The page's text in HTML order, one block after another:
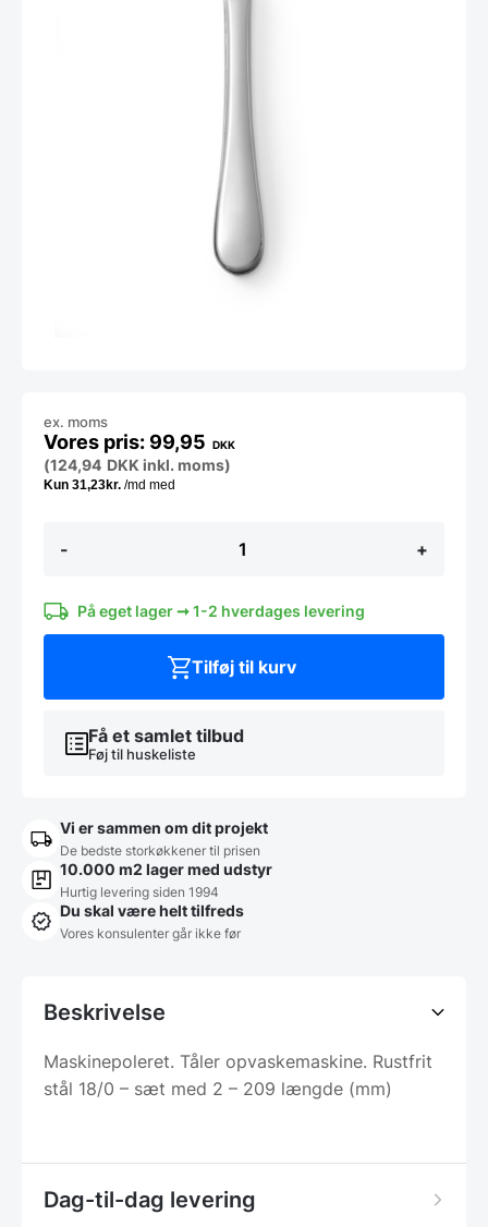
-
kniv
Hendi
Profi
+
99,95 DKK
ex. moms
(124,94 DKK inkl. moms)
På eget lager ➞ 1-2 hverdages levering
Få et samlet tilbud
Føj til huskeliste
Tilføj til kurv
Vi er sammen om dit projekt
De bedste storkøkkener til prisen
10.000 m2 lager med udstyr
Hurtig levering siden 1994
Du skal være helt tilfreds
Vores konsulenter går ikke før
Beskrivelse
Maskinepoleret. Tåler opvaskemaskine. Rustfrit
stål 18/0 – sæt med 2 – 209 længde (mm)
Dag-til-dag levering